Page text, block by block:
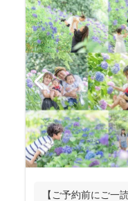
【ご予約前にご一